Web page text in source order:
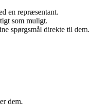
en repræsentant.
som muligt.
spørgsmål direkte til dem.
dem.